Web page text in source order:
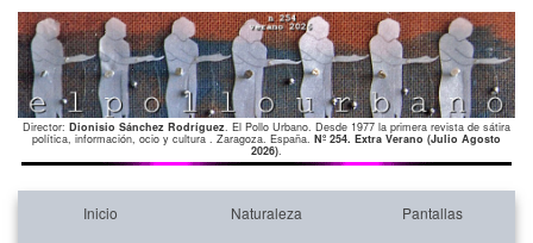
Director: Dionisio Sánchez Rodríguez. El Pollo Urbano. Desde 1977 la primera revista de sátira
política, información, ocio y cultura . Zaragoza. España. Nº 254. Extra Verano (Julio Agosto
2026).
Inicio Naturaleza Pantallas